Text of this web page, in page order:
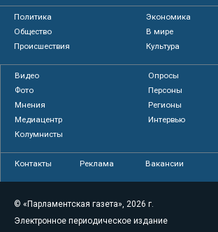
Политика
Экономика
Общество
В мире
Происшествия
Культура
Видео
Опросы
Фото
Персоны
Мнения
Регионы
Медиацентр
Интервью
Колумнисты
Контакты Реклама Вакансии
© «Парламентская газета», 2026 г.
Электронное периодическое издание